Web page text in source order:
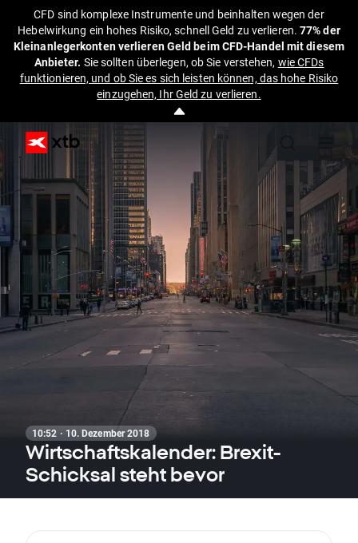
CFD sind komplexe Instrumente und beinhalten wegen der
Hebelwirkung ein hohes Risiko, schnell Geld zu verlieren.77% der
Kleinanlegerkonten verlieren Geld beim CFD-Handel mit diesem
Anbieter. Sie sollten überlegen, ob Sie verstehen, wie CFDs
funktionieren, und ob Sie es sich leisten können, das hohe Risiko
einzugehen, Ihr Geld zu verlieren.
10:52 · 10. Dezember 2018
Wirtschaftskalender: Brexit-
Schicksal steht bevor